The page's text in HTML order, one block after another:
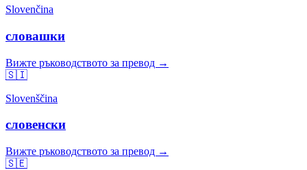
Slovenčina
словашки
Вижте ръководството за превод →
🇸🇮
Slovenščina
словенски
Вижте ръководството за превод →
🇸🇪